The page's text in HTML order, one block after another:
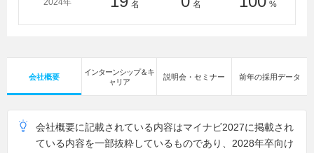
イリノイ大学大学院
エセックス大学大学院
エディンバラ大学
カセサート大学
カリフォルニア州立大学
2024年 名 名 %
会社概要
インターンシップ＆キ
ャリア
説明会・セミナー 前年の採用データ
会社概要に記載されている内容はマイナビ2027に掲載され
ている内容を一部抜粋しているものであり、2028年卒向け